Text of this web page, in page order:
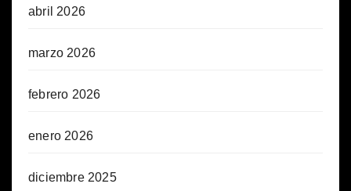
abril 2026
marzo 2026
febrero 2026
enero 2026
diciembre 2025